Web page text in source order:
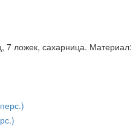
7 ложек, сахарница. Материал: